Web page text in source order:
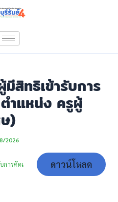
สิทธิเข้ารับการ
ำแหน่ง ครูผู้
)
2026
การคัดเ ดาวน์โหลด